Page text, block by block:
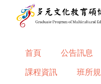
首頁 公告訊息
課程資訊 班所